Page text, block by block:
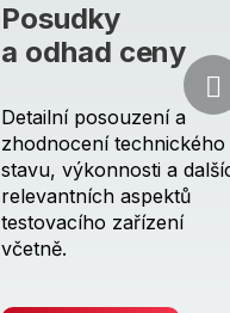
Posudky
a odhad ceny
Detailní posouzení a
zhodnocení technického
stavu, výkonnosti a
relevantních aspektů
testovacího zařízení
včetně.